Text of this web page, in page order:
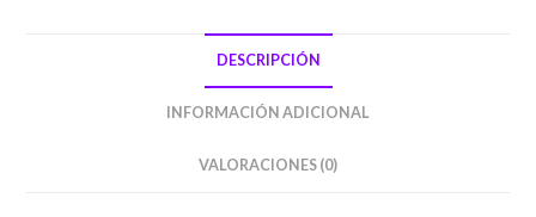
DESCRIPCIÓN
INFORMACIÓN ADICIONAL
VALORACIONES (0)